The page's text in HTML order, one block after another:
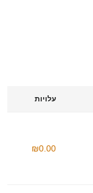
עלויות
₪0.00